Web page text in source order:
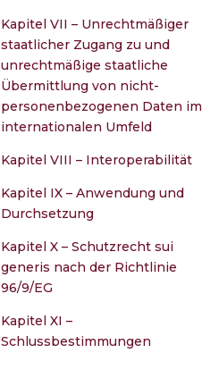
Kapitel VII – Unrechtmäßiger
staatlicher Zugang zu und
unrechtmäßige staatliche
Übermittlung von nicht-
personenbezogenen Daten im
internationalen Umfeld
Kapitel VIII – Interoperabilität
Kapitel IX – Anwendung und
Durchsetzung
Kapitel X – Schutzrecht sui
generis nach der Richtlinie
96/9/EG
Kapitel XI –
Schlussbestimmungen